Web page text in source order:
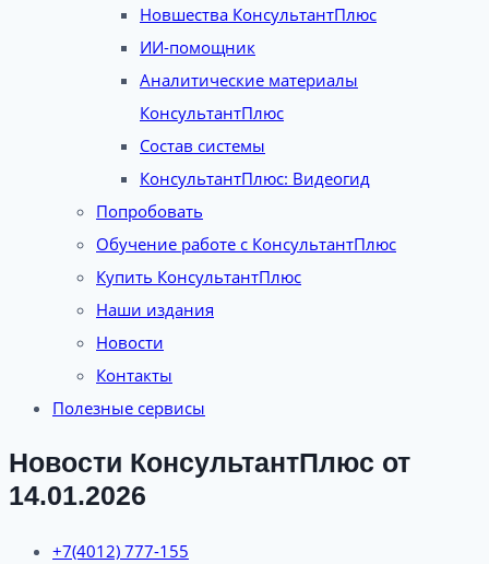
Новшества КонсультантПлюс
ИИ-помощник
Аналитические материалы
КонсультантПлюс
Состав системы
КонсультантПлюс: Видеогид
Попробовать
Обучение работе с КонсультантПлюс
Купить КонсультантПлюс
Наши издания
Новости
Контакты
Полезные сервисы
Новости КонсультантПлюс от
14.01.2026
+7(4012) 777-155